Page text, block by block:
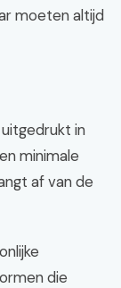
moeten altijd
in
minimale
af van de
die